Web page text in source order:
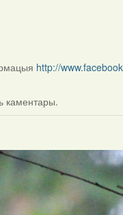
http://
каментары.